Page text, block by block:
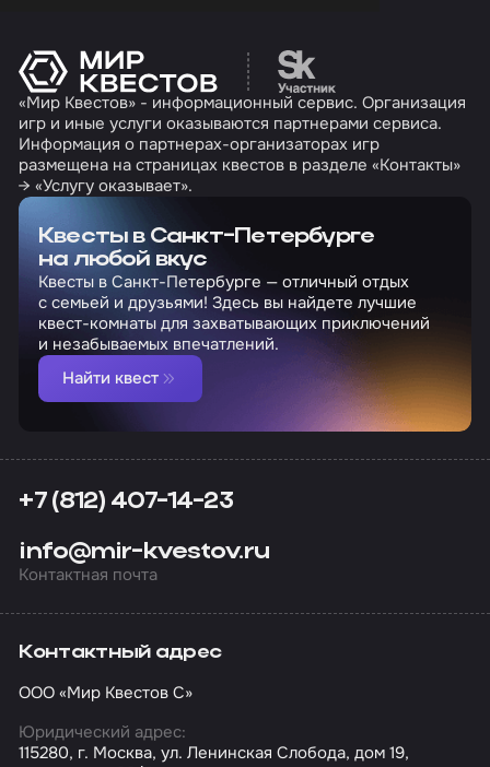
Перейти на сайт
«Мир Квестов» - информационный сервис. Организация
игр и иные услуги оказываются партнерами сервиса.
Информация о партнерах-организаторах игр
размещена на страницах квестов в разделе «Контакты»
→ «Услугу оказывает».
Квесты в Санкт-Петербурге
на любой вкус
Квесты в Санкт-Петербурге — отличный отдых
с семьей и друзьями! Здесь вы найдете лучшие
квест-комнаты для захватывающих приключений
и незабываемых впечатлений.
Найти квест
+7 (812) 407-14-23
info@mir-kvestov.ru
Контактная почта
Контактный адрес
ООО «Мир Квестов С»
Юридический адрес:
115280, г. Москва, ул. Ленинская Слобода, дом 19,